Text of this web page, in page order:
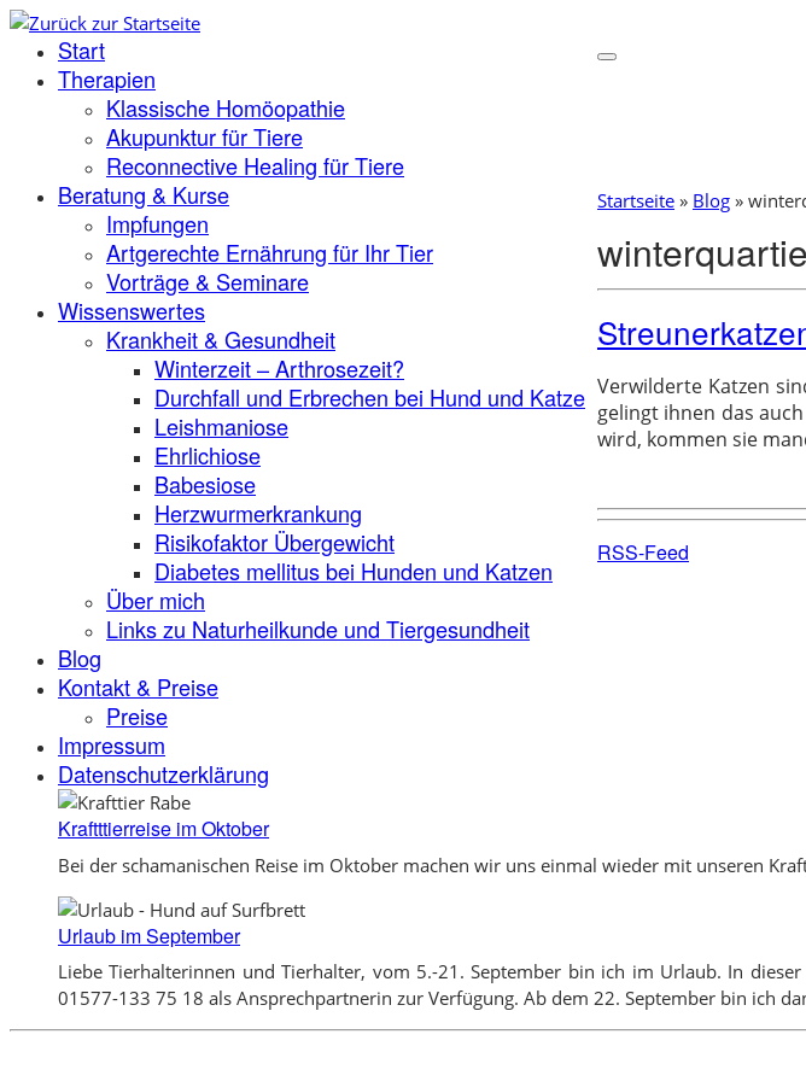
Zum
Inhalt
springen
Start
Therapien
Klassische Homöopathie
Akupunktur für Tiere
Reconnective Healing für Tiere
Beratung & Kurse
Impfungen
Artgerechte Ernährung für Ihr Tier
Vorträge & Seminare
Wissenswertes
Krankheit & Gesundheit
Winterzeit – Arthrosezeit?
Durchfall und Erbrechen bei Hund und Katze
Leishmaniose
Ehrlichiose
Babesiose
Herzwurmerkrankung
Risikofaktor Übergewicht
Diabetes mellitus bei Hunden und Katzen
Über mich
Links zu Naturheilkunde und Tiergesundheit
Blog
Kontakt & Preise
Preise
Impressum
Datenschutzerklärung
Startseite » Blog »
Verwilderte Katzen
gelingt ihnen das
wird, kommen sie
RSS-Feed
Kraftttierreise im Oktober
Bei der schamanischen Reise im Oktober machen wir uns einmal wieder mit unseren
Urlaub im September
Liebe Tierhalterinnen und Tierhalter, vom 5.-21. September bin ich im Urlaub. In
01577-133 75 18 als Ansprechpartnerin zur Verfügung. Ab dem 22. September bin ich